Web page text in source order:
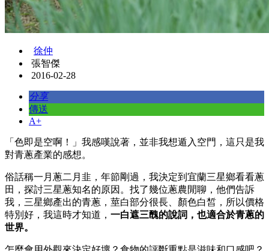
徐仲
張智傑
2016-02-28
分享
傳送
A+
「色即是空啊！」我感嘆說著，並非我想遁入空門，這只是我
對青蔥產業的感想。
俗話稱一月蔥二月韭，年節剛過，我決定到宜蘭三星鄉看看蔥
田，探討三星蔥知名的原因。找了幾位蔥農閒聊，他們告訴
我，三星鄉產出的青蔥，莖白部分很長、顏色白皙，所以價格
特別好，我這時才知道， 一白遮三醜的說詞，也適合於青蔥的
世界。